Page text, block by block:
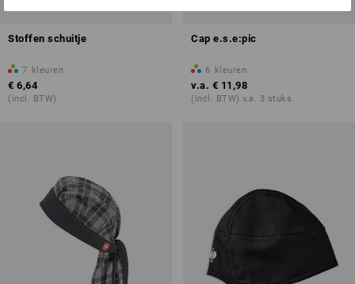
Stoffen schuitje
7 kleuren
€ 6,64
(incl. BTW)
Cap e.s.e:pic
6 kleuren
v.a. € 11,98
(incl. BTW) v.a. 3 stuks